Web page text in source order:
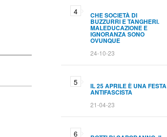
CHE SOCIETÀ DI
BUZZURRI E TANGHERI.
MALEDUCAZIONE E
IGNORANZA SONO
OVUNQUE
24-10-23
IL 25 APRILE È UNA FESTA
ANTIFASCISTA
21-04-23